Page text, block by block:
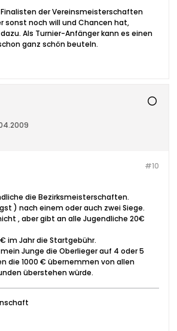
Finalisten der Vereinsmeisterschaften
sonst noch will und Chancen hat,
Als Turnier-Anfänger kann es einen
ganz schön beuteln.
#10
die Bezirksmeisterschaften.
) nach einem oder auch zwei Siege.
, aber gibt an alle Jugendliche 20€
im Jahr die Startgebühr.
Junge die Oberlieger auf 4 oder 5
die 1000 € übernemmen von allen
überstehen würde.